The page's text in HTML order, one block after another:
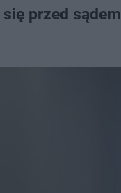
przed sądem